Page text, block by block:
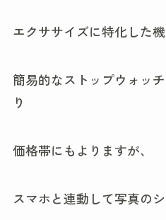
エクササイズに特化した
簡易的なストップウォッ
り
価格帯にもよりますが、
スマホと連動して写真の